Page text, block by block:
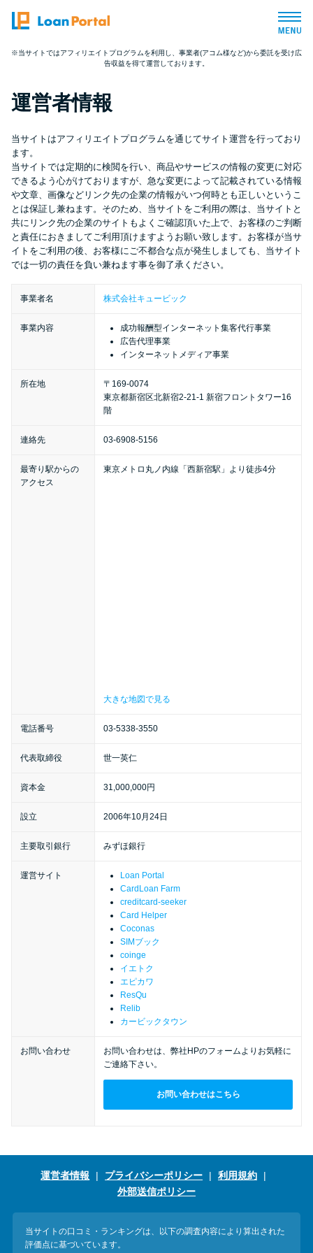
トップページ
おすすめコンテンツ
とにかくすぐ借りたい方向け
バレずに借りたい方向け
カードローン診断
カードローンQ&A
特集ページ
リボ払いをそのまま払いきると
種類や特徴で探す
の理由
お金を借りる3つのポイント
その他コラム
今月の家賃払えない…2ヵ月目に
は解決しないと危険な理由と対
処法3つ
家賃払えないが強制退去は避け
法2選
街金とは？絶対審査通る？借金
質屋でお金を借りるには？年利
※当サイトではアフィリエイトプログラムを利用し、事業者(アコム様など)から委託を受け広
告収益を得て運営しております。
運営者情報
当サイトはアフィリエイトプログラムを通じてサイト運営を行っており
ます。
当サイトでは定期的に検閲を行い、商品やサービスの情報の変更に対応
できるよう心がけておりますが、急な変更によって記載されている情報
や文章、画像などリンク先の企業の情報がいつ何時とも正しいというこ
とは保証し兼ねます。そのため、当サイトをご利用の際は、当サイトと
共にリンク先の企業のサイトもよくご確認頂いた上で、お客様のご判断
と責任におきましてご利用頂けますようお願い致します。お客様が当サ
イトをご利用の後、お客様にご不都合な点が発生しましても、当サイト
では一切の責任を負い兼ねます事を御了承ください。
事業者名 株式会社キュービック
事業内容
成功報酬型インターネット集客代行事業
広告代理事業
インターネットメディア事業
所在地
〒169-0074
東京都新宿区北新宿2-21-1 新宿フロントタワー16
階
連絡先 03-6908-5156
最寄り駅からの
アクセス
東京メトロ丸ノ内線「西新宿駅」より徒歩4分
大きな地図で見る
電話番号 03-5338-3550
代表取締役 世一英仁
資本金 31,000,000円
設立 2006年10月24日
主要取引銀行 みずほ銀行
運営サイト
Loan Portal
CardLoan Farm
creditcard-seeker
Card Helper
Coconas
SIMブック
coinge
イエトク
エピカワ
ResQu
Relib
カービックタウン
お問い合わせ
お問い合わせは、弊社HPのフォームよりお気軽に
ご連絡下さい。
お問い合わせはこちら
運営者情報 プライバシーポリシー
利用規約
外部送信ポリシー
当サイトの口コミ・ランキングは、以下の調査内容により算出された
評価点に基づいています。